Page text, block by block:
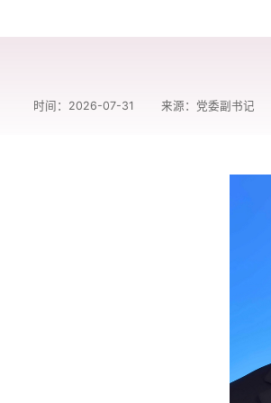
时间：2026-07-31 来源：党委副书记